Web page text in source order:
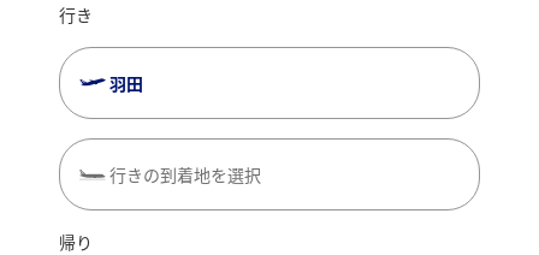
行き
羽田
行きの到着地を選択
帰り